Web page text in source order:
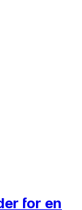
for en